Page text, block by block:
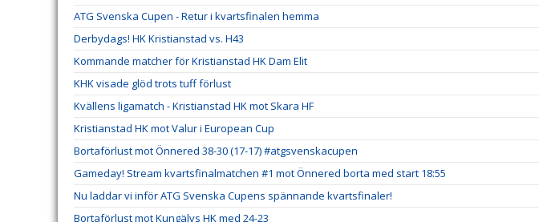
ATG Svenska Cupen - Retur i kvartsfinalen hemma
Derbydags! HK Kristianstad vs. H43
Kommande matcher för Kristianstad HK Dam Elit
KHK visade glöd trots tuff förlust
Kvällens ligamatch - Kristianstad HK mot Skara HF
Kristianstad HK mot Valur i European Cup
Bortaförlust mot Önnered 38-30 (17-17) #atgsvenskacupen
Gameday! Stream kvartsfinalmatchen #1 mot Önnered borta med start 18:55
Nu laddar vi inför ATG Svenska Cupens spännande kvartsfinaler!
Bortaförlust mot Kungälvs HK med 24-23